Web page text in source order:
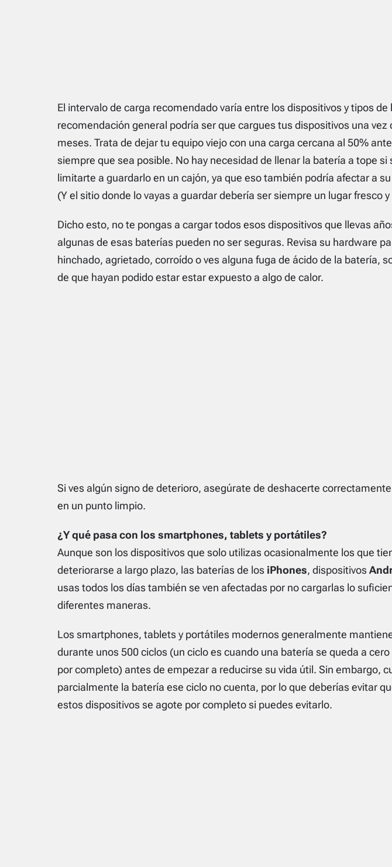
El intervalo de carga recomendado varía entre los dispositivos y tipos de
recomendación general podría ser que cargues tus dispositivos una vez
meses. Trata de dejar tu equipo viejo con una carga cercana al 50%
siempre que sea posible. No hay necesidad de llenar la batería a tope si
limitarte a guardarlo en un cajón, ya que eso también podría afectar a
(Y el sitio donde lo vayas a guardar debería ser siempre un lugar fresco
Dicho esto, no te pongas a cargar todos esos dispositivos que llevas
algunas de esas baterías pueden no ser seguras. Revisa su hardware
hinchado, agrietado, corroído o ves alguna fuga de ácido de la batería,
de que hayan podido estar estar expuesto a algo de calor.
Si ves algún signo de deterioro, asegúrate de deshacerte
en un punto limpio.
¿Y qué pasa con los smartphones, tablets y portátiles?
Aunque son los dispositivos que solo utilizas ocasionalmente los que
deteriorarse a largo plazo, las baterías de los iPhones, dispositivos
usas todos los días también se ven afectadas por no cargarlas lo
diferentes maneras.
Los smartphones, tabletsy portátiles modernos generalmente
durante unos 500 ciclos (un ciclo es cuando una batería se queda a
por completo) antes de empezar a reducirse su vida útil. Sin embargo,
parcialmente la batería ese ciclo no cuenta, por lo que deberías evitar
estos dispositivos se agote por completo si puedes evitarlo.